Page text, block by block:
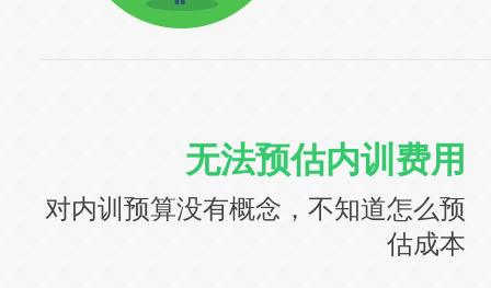
无法预估内训费用
对内训预算没有概念，不知道怎么预
估成本